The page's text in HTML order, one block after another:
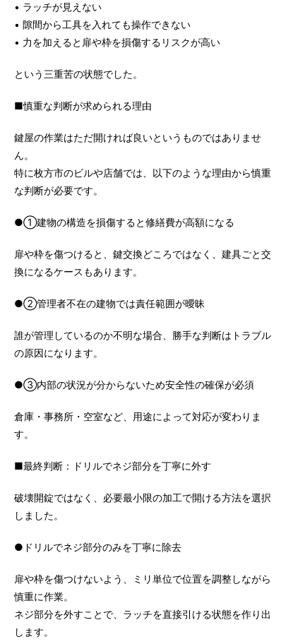
• ラッチが見えない
• 隙間から工具を入れても操作できない
• 力を加えると扉や枠を損傷するリスクが高い
という三重苦の状態でした。
■慎重な判断が求められる理由
鍵屋の作業はただ開ければ良いというものではありませ
ん。
特に枚方市のビルや店舗では、以下のような理由から慎重
な判断が必要です。
●①建物の構造を損傷すると修繕費が高額になる
扉や枠を傷つけると、鍵交換どころではなく、建具ごと交
換になるケースもあります。
●②管理者不在の建物では責任範囲が曖昧
誰が管理しているのか不明な場合、勝手な判断はトラブル
の原因になります。
●③内部の状況が分からないため安全性の確保が必須
倉庫・事務所・空室など、用途によって対応が変わりま
す。
■最終判断：ドリルでネジ部分を丁寧に外す
破壊開錠ではなく、必要最小限の加工で開ける方法を選択
しました。
●ドリルでネジ部分のみを丁寧に除去
扉や枠を傷つけないよう、ミリ単位で位置を調整しながら
慎重に作業。
ネジ部分を外すことで、ラッチを直接引ける状態を作り出
します。